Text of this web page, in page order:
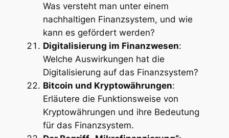
Was versteht man unter einem
nachhaltigen Finanzsystem, und wie
kann es gefördert werden?
Digitalisierung im Finanzwesen:
Welche Auswirkungen hat die
Digitalisierung auf das Finanzsystem?
Bitcoin und Kryptowährungen:
Erläutere die Funktionsweise von
Kryptowährungen und ihre Bedeutung
für das Finanzsystem.